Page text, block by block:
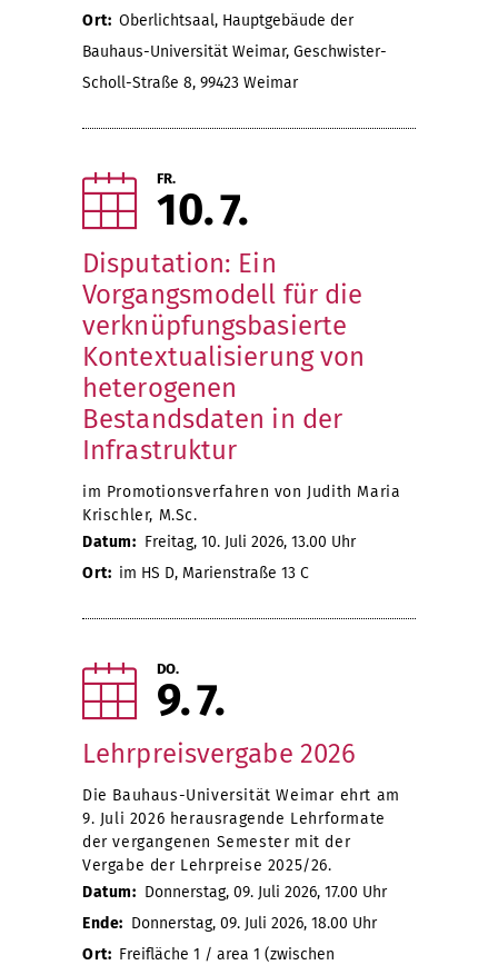
Ort: Oberlichtsaal, Hauptgebäude der
Bauhaus-Universität Weimar, Geschwister-
Scholl-Straße 8, 99423 Weimar
FR.
10 7
Disputation: Ein
Vorgangsmodell für die
verknüpfungsbasierte
Kontextualisierung von
heterogenen
Bestandsdaten in der
Infrastruktur
im Promotionsverfahren von Judith Maria
Krischler, M.Sc.
Datum: Freitag, 10. Juli 2026, 13.00 Uhr
Ort: im HS D, Marienstraße 13 C
DO.
9 7
Lehrpreisvergabe 2026
Die Bauhaus-Universität Weimar ehrt am
9. Juli 2026 herausragende Lehrformate
der vergangenen Semester mit der
Vergabe der Lehrpreise 2025/26.
Datum: Donnerstag, 09. Juli 2026, 17.00 Uhr
Ende: Donnerstag, 09. Juli 2026, 18.00 Uhr
Ort: Freifläche 1 / area 1 (zwischen